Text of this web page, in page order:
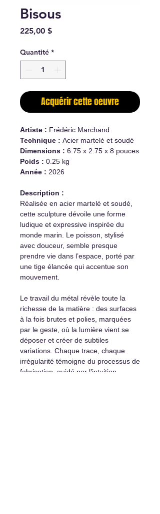
Bisous
225,00 $Prix
Quantité *
Acquérir cette oeuvre
Artiste : Frédéric Marchand
Technique : Acier martelé et soudé
Dimensions : 6.75 x 2.75 x 8 pouces
Poids : 0.25 kg
Année : 2026
Description :
Réalisée en acier martelé et soudé,
cette sculpture dévoile une forme
ludique et expressive inspirée du
monde marin. Le poisson, stylisé
avec douceur, semble presque
prendre vie dans l’espace, porté par
une tige élancée qui accentue son
mouvement.
Le travail du métal révèle toute la
richesse de la matière : des surfaces
à la fois brutes et polies, marquées
par le geste, où la lumière vient se
déposer et créer de subtiles
variations. Chaque trace, chaque
irrégularité témoigne du processus de
fabrication, guidé par l’intuition.